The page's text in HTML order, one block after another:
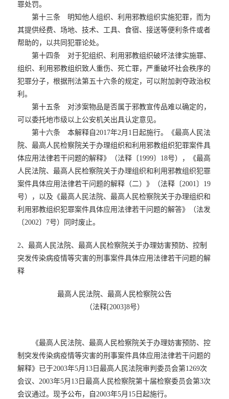
罪处罚。
第十三条 明知他人组织、利用邪教组织实施犯罪，而为
其提供经费、场地、技术、工具、食宿、接送等便利条件或者
帮助的，以共同犯罪论处。
第十四条 对于犯组织、利用邪教组织破坏法律实施罪、
组织、利用邪教组织致人重伤、死亡罪，严重破坏社会秩序的
犯罪分子，根据刑法第五十六条的规定，可以附加剥夺政治权
利。
第十五条 对涉案物品是否属于邪教宣传品难以确定的，
可以委托地市级以上公安机关出具认定意见。
第十六条 本解释自2017年2月1日起施行。《最高人民法
院、最高人民检察院关于办理组织和利用邪教组织犯罪案件具
体应用法律若干问题的解释》（法释〔1999〕18号），《最高
人民法院、最高人民检察院关于办理组织和利用邪教组织犯罪
案件具体应用法律若干问题的解释（二）》（法释〔2001〕19
号），以及《最高人民法院、最高人民检察院关于办理组织和
利用邪教组织犯罪案件具体应用法律若干问题的解答》（法发
〔2002〕7号）同时废止。
2、最高人民法院、最高人民检察院关于办理妨害预防、控制
突发传染病疫情等灾害的刑事案件具体应用法律若干问题的解
释
最高人民法院、最高人民检察院公告
（法释[2003]8号）
《最高人民法院、最高人民检察院关于办理妨害预防、控
制突发传染病疫情等灾害的刑事案件具体应用法律若干问题的
解释》已于2003年5月13日最高人民法院审判委员会第1269次
会议、2003年5月13日最高人民检察院第十届检察委员会第3次
会议通过。现予公布，自2003年5月15日起施行。